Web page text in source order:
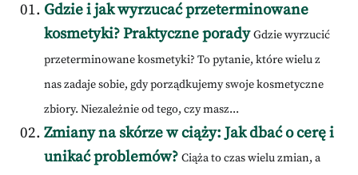
Gdzie i jak wyrzucać przeterminowane
kosmetyki? Praktyczne porady Gdzie wyrzucić
przeterminowane kosmetyki? To pytanie, które wielu z
nas zadaje sobie, gdy porządkujemy swoje kosmetyczne
zbiory. Niezależnie od tego, czy masz...
Zmiany na skórze w ciąży: Jak dbać o cerę i
unikać problemów? Ciąża to czas wielu zmian, a